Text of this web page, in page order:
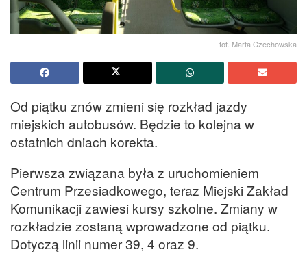
fot. Marta Czechowska
Od piątku znów zmieni się rozkład jazdy
miejskich autobusów. Będzie to kolejna w
ostatnich dniach korekta.
Pierwsza związana była z uruchomieniem
Centrum Przesiadkowego, teraz Miejski Zakład
Komunikacji zawiesi kursy szkolne. Zmiany w
rozkładzie zostaną wprowadzone od piątku.
Dotyczą linii numer 39, 4 oraz 9.